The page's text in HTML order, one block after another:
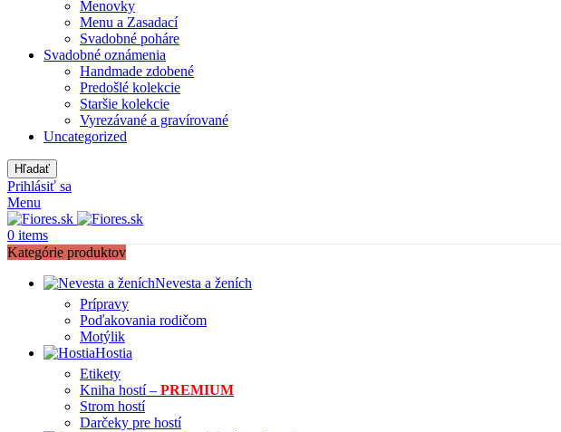
Menovky
Menu a Zasadací
Svadobné poháre
Svadobné oznámenia
Handmade zdobené
Predošlé kolekcie
Staršie kolekcie
Vyrezávané a gravírované
Uncategorized
Hľadať
Prihlásiť sa
Menu
0 items
Kategórie produktov
Nevesta a ženích
Prípravy
Poďakovania rodičom
Motýlik
Hostia
Etikety
Kniha hostí – PREMIUM
Strom hostí
Darčeky pre hostí